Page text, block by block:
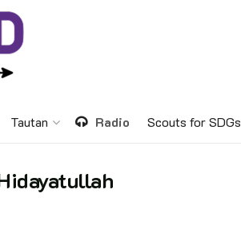
Tautan Radio Scouts for SDGs